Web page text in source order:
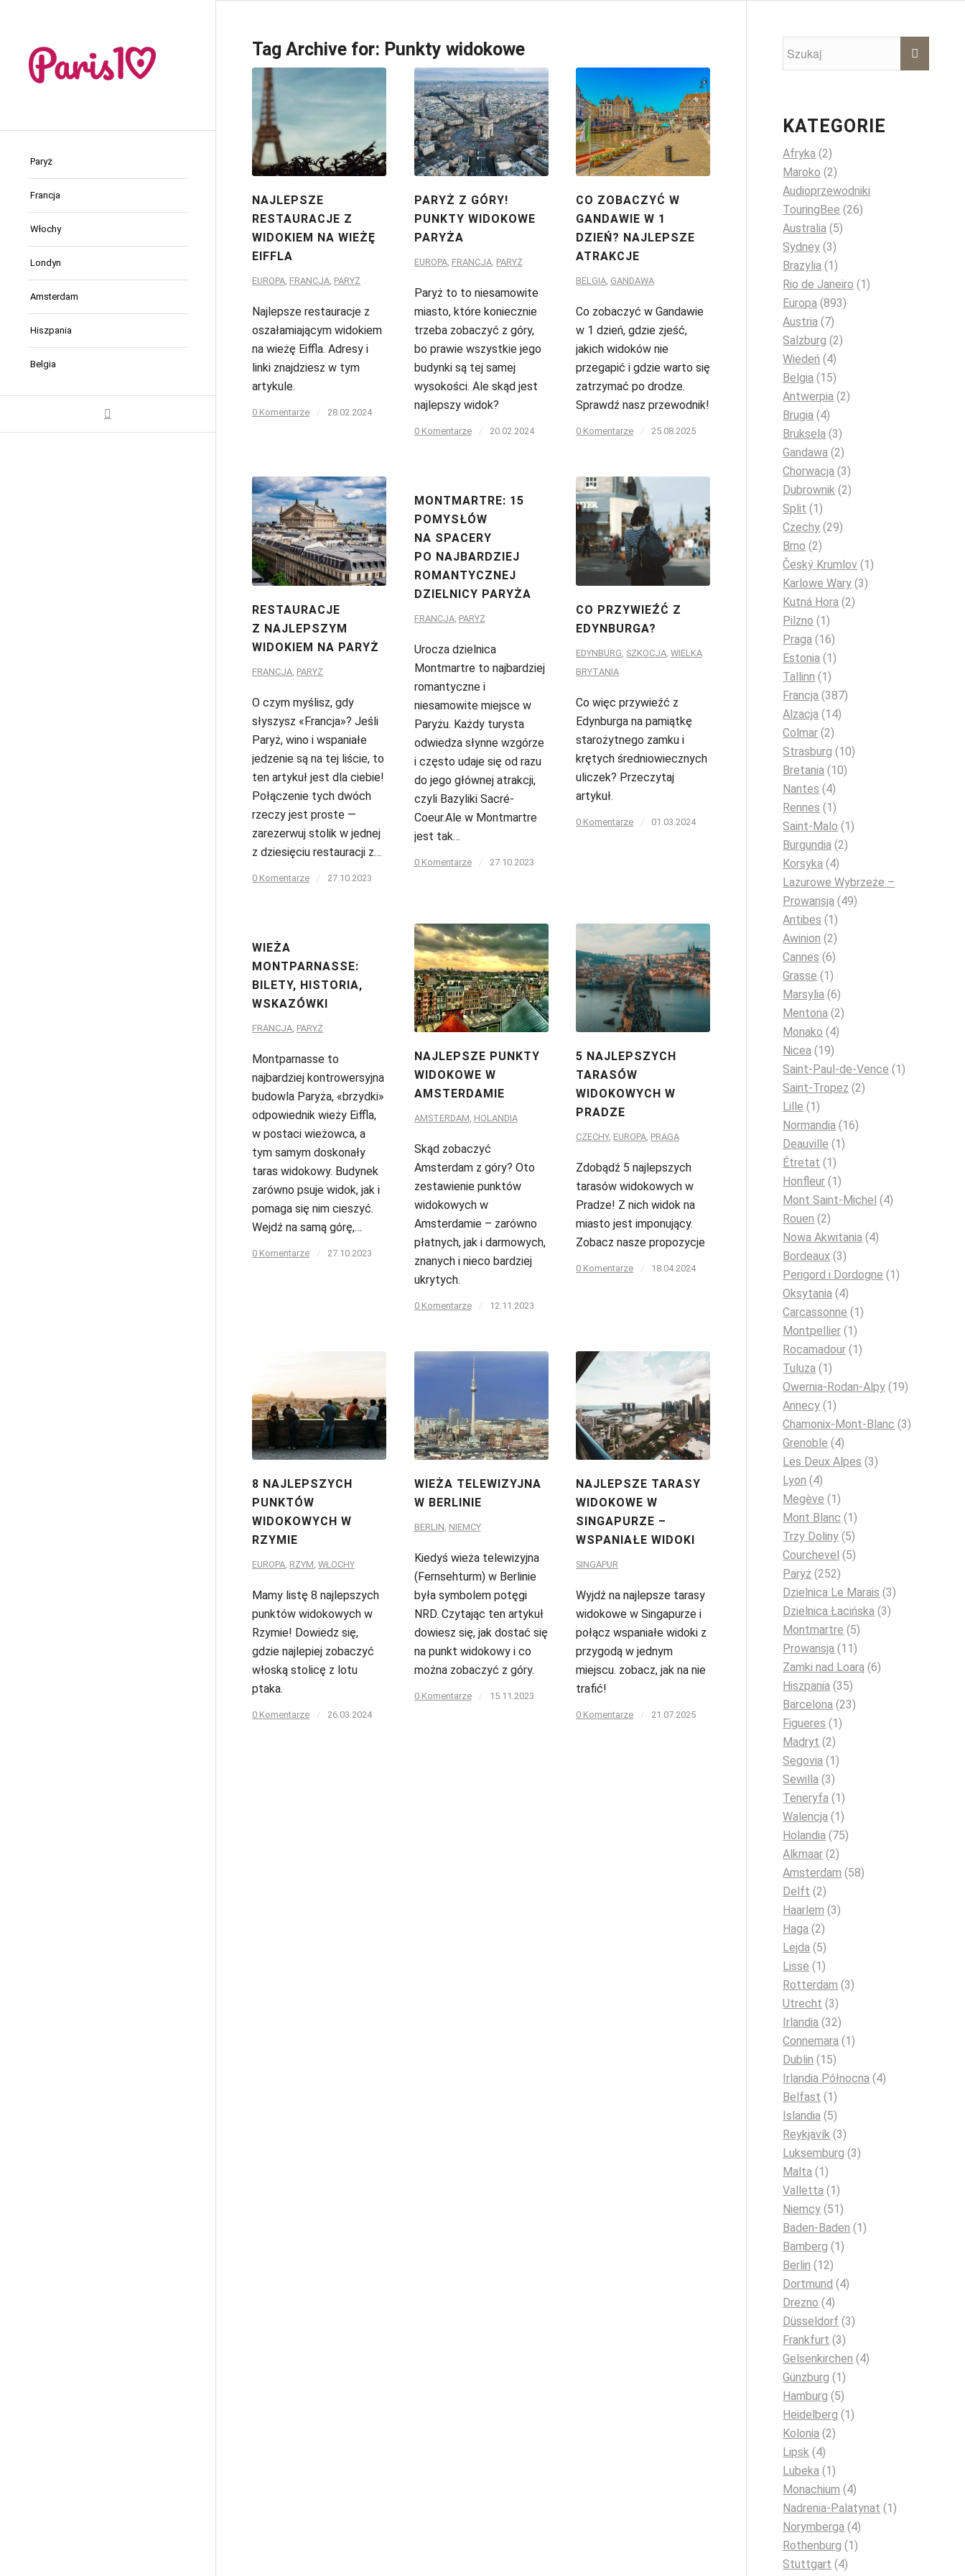
Paryż
Francja
Włochy
Londyn
Amsterdam
Hiszpania
Belgia
Tag Archive for: Punkty widokowe
NAJLEPSZE
RESTAURACJE Z
WIDOKIEM NA WIEŻĘ
EIFFLA
EUROPA, FRANCJA, PARYŻ
Najlepsze restauracje z
oszałamiającym widokiem
na wieżę Eiffla. Adresy i
linki znajdziesz w tym
artykule.
0 Komentarze / 28.02.2024
PARYŻ Z GÓRY!
PUNKTY WIDOKOWE
PARYŻA
EUROPA, FRANCJA, PARYŻ
Paryż to to niesamowite
miasto, które koniecznie
trzeba zobaczyć z góry,
bo prawie wszystkie jego
budynki są tej samej
wysokości. Ale skąd jest
najlepszy widok?
0 Komentarze / 20.02.2024
CO ZOBACZYĆ W
GANDAWIE W 1
DZIEŃ? NAJLEPSZE
ATRAKCJE
BELGIA, GANDAWA
Co zobaczyć w Gandawie
w 1 dzień, gdzie zjeść,
jakich widoków nie
przegapić i gdzie warto się
zatrzymać po drodze.
Sprawdź nasz przewodnik!
0 Komentarze / 25.08.2025
RESTAURACJE
Z NAJLEPSZYM
WIDOKIEM NA PARYŻ
FRANCJA PARYŻ
O czym myślisz, gdy
słyszysz «Francja»? Jeśli
Paryż, wino i wspaniałe
jedzenie są na tej liście, to
ten artykuł jest dla ciebie!
Połączenie tych dwóch
rzeczy jest proste —
zarezerwuj stolik w jednej
z dziesięciu restauracji z…
0 Komentarze / 27.10.2023
MONTMARTRE: 15
POMYSŁÓW
NA SPACERY
PO NAJBARDZIEJ
ROMANTYCZNEJ
DZIELNICY PARYŻA
FRANCJA, PARYŻ
Urocza dzielnica
Montmartre to najbardziej
romantyczne i
niesamowite miejsce w
Paryżu. Każdy turysta
odwiedza słynne wzgórze
i często udaje się od razu
do jego głównej atrakcji,
czyli Bazyliki Sacré-
Coeur.Ale w Montmartre
jest tak…
0 Komentarze / 27.10.2023
CO PRZYWIEŹĆ Z
EDYNBURGA?
EDYNBURG SZKOCJA ,WIELKA
BRYTANIA
Co więc przywieźć z
Edynburga na pamiątkę
starożytnego zamku i
krętych średniowiecznych
uliczek? Przeczytaj
artykuł.
0 Komentarze / 01.03.2024
WIEŻA
MONTPARNASSE:
BILETY, HISTORIA,
WSKAZÓWKI
FRANCJA PARYŻ
Montparnasse to
najbardziej kontrowersyjna
budowla Paryża, «brzydki»
odpowiednik wieży Eiffla,
w postaci wieżowca, a
tym samym doskonały
taras widokowy. Budynek
zarówno psuje widok, jak i
pomaga się nim cieszyć.
Wejdź na samą górę,…
0 Komentarze / 27.10.2023
NAJLEPSZE PUNKTY
WIDOKOWE W
AMSTERDAMIE
AMSTERDAM HOLANDIA
Skąd zobaczyć
Amsterdam z góry? Oto
zestawienie punktów
widokowych w
Amsterdamie – zarówno
płatnych, jak i darmowych,
znanych i nieco bardziej
ukrytych.
0 Komentarze / 12.11.2023
5 NAJLEPSZYCH
TARASÓW
WIDOKOWYCH W
PRADZE
CZECHY, EUROPA PRAGA
Zdobądź 5 najlepszych
tarasów widokowych w
Pradze! Z nich widok na
miasto jest imponujący.
Zobacz nasze propozycje
0 Komentarze / 18.04.2024
8 NAJLEPSZYCH
PUNKTÓW
WIDOKOWYCH W
RZYMIE
EUROPA, RZYM, WŁOCHY
Mamy listę 8 najlepszych
punktów widokowych w
Rzymie! Dowiedz się,
gdzie najlepiej zobaczyć
włoską stolicę z lotu
ptaka.
0 Komentarze / 26.03.2024
WIEŻA TELEWIZYJNA
W BERLINIE
BERLIN, NIEMCY
Kiedyś wieża telewizyjna
(Fernsehturm) w Berlinie
była symbolem potęgi
NRD. Czytając ten artykuł
dowiesz się, jak dostać się
na punkt widokowy i co
można zobaczyć z góry.
0 Komentarze / 15.11.2023
NAJLEPSZE TARASY
WIDOKOWE W
SINGAPURZE –
WSPANIAŁE WIDOKI
SINGAPUR
Wyjdź na najlepsze tarasy
widokowe w Singapurze i
połącz wspaniałe widoki z
przygodą w jednym
miejscu. zobacz, jak na nie
trafić!
0 Komentarze / 21.07.2025
KATEGORIE
Afryka (2)
Maroko (2)
Audioprzewodniki
TouringBee (26)
Australia (5)
Sydney (3)
Brazylia (1)
Rio de Janeiro (1)
Europa (893)
Austria (7)
Salzburg (2)
Wiedeń (4)
Belgia (15)
Antwerpia (2)
Brugia (4)
Bruksela (3)
Gandawa (2)
Chorwacja (3)
Dubrownik (2)
Split (1)
Czechy (29)
Brno (2)
Český Krumlov (1)
Karlowe Wary (3)
Kutná Hora (2)
Pilzno (1)
Praga (16)
Estonia (1)
Tallinn (1)
Francja (387)
Alzacja (14)
Colmar (2)
Strasburg (10)
Bretania (10)
Nantes (4)
Rennes (1)
Saint-Malo (1)
Burgundia (2)
Korsyka (4)
Lazurowe Wybrzeże –
Prowansja (49)
Antibes (1)
Awinion (2)
Cannes (6)
Grasse (1)
Marsylia (6)
Mentona (2)
Monako (4)
Nicea (19)
Saint-Paul-de-Vence (1)
Saint-Tropez (2)
Lille (1)
Normandia (16)
Deauville (1)
Étretat (1)
Honfleur (1)
Mont Saint-Michel (4)
Rouen (2)
Nowa Akwitania (4)
Bordeaux (3)
Perigord i Dordogne (1)
Oksytania (4)
Carcassonne (1)
Montpellier (1)
Rocamadour (1)
Tuluza (1)
Owernia-Rodan-Alpy (19)
Annecy (1)
Chamonix-Mont-Blanc (3)
Grenoble (4)
Les Deux Alpes (3)
Lyon (4)
Megève (1)
Mont Blanc (1)
Trzy Doliny (5)
Courchevel (5)
Paryż (252)
Dzielnica Le Marais (3)
Dzielnica Łacińska (3)
Montmartre (5)
Prowansja (11)
Zamki nad Loarą (6)
Hiszpania (35)
Barcelona (23)
Figueres (1)
Madryt (2)
Segovia (1)
Sewilla (3)
Teneryfa (1)
Walencja (1)
Holandia (75)
Alkmaar (2)
Amsterdam (58)
Delft (2)
Haarlem (3)
Haga (2)
Lejda (5)
Lisse (1)
Rotterdam (3)
Utrecht (3)
Irlandia (32)
Connemara (1)
Dublin (15)
Irlandia Północna (4)
Belfast (1)
Islandia (5)
Reykjavík (3)
Luksemburg (3)
Malta (1)
Valletta (1)
Niemcy (51)
Baden-Baden (1)
Bamberg (1)
Berlin (12)
Dortmund (4)
Drezno (4)
Düsseldorf (3)
Frankfurt (3)
Gelsenkirchen (4)
Günzburg (1)
Hamburg (5)
Heidelberg (1)
Kolonia (2)
Lipsk (4)
Lubeka (1)
Monachium (4)
Nadrenia-Palatynat (1)
Norymberga (4)
Rothenburg (1)
Stuttgart (4)